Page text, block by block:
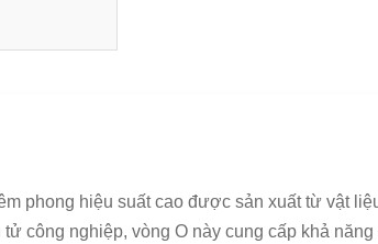
phong hiệu suất cao được sản xuất từ vật
công nghiệp, vòng O này cung cấp khả